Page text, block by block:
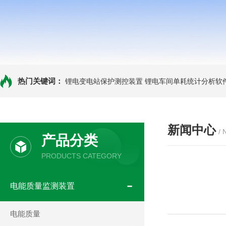
热门关键词： 锂电变电站保护测控装置 锂电车间单耗统计分析软
产品分类
PRODUCTS CATEGORY
电能质量监测装置
电能质量
新闻中心 /